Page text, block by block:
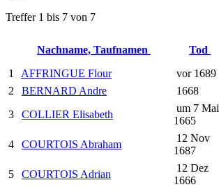
Treffer 1 bis 7 von 7
Nachname, Taufnamen Tod
1
AFFRINGUE Flour vor 1689
2
BERNARD Andre 1668
3
COLLIER Elisabeth
um 7 Mai
1665
4 COURTOIS Abraham
12 Nov
1687
5 COURTOIS Adrian
12 Dez
1666